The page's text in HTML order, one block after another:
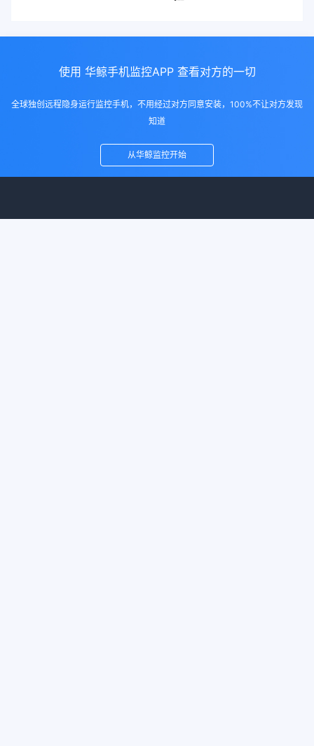
使用 华鲸手机监控APP 查看对方的一切
全球独创远程隐身运行监控手机，不用经过对方同意安装，100%不让对方发现
知道
从华鲸监控开始